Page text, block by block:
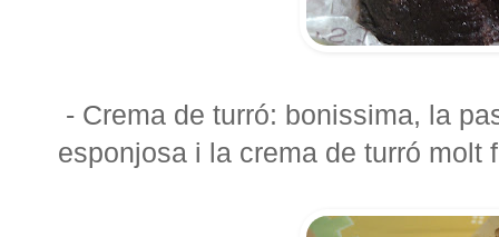
- Crema de turró: bonissima, la
esponjosa i la crema de turró molt